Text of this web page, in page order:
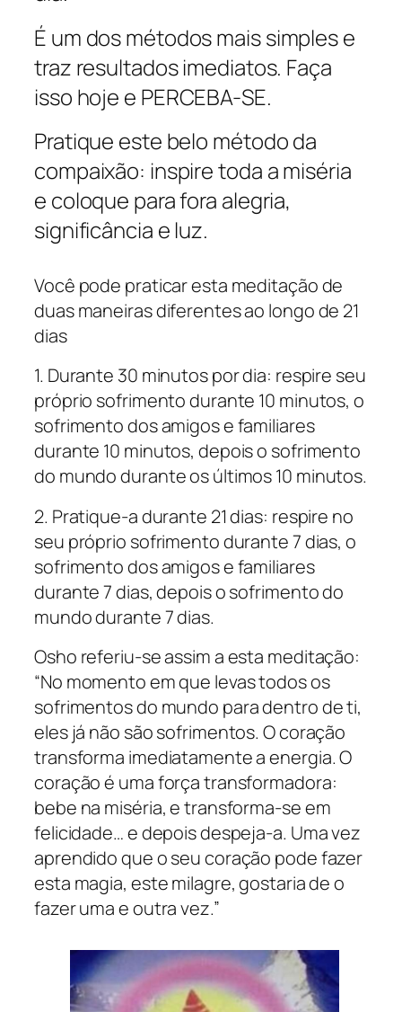
É um dos métodos mais simples e
traz resultados imediatos. Faça
isso hoje e PERCEBA-SE.
Pratique este belo método da
compaixão: inspire toda a miséria
e coloque para fora alegria,
significância e luz.
Você pode praticar esta meditação de
duas maneiras diferentes ao longo de 21
dias
1. Durante 30 minutos por dia: respire seu
próprio sofrimento durante 10 minutos, o
sofrimento dos amigos e familiares
durante 10 minutos, depois o sofrimento
do mundo durante os últimos 10 minutos.
2. Pratique-a durante 21 dias: respire no
seu próprio sofrimento durante 7 dias, o
sofrimento dos amigos e familiares
durante 7 dias, depois o sofrimento do
mundo durante 7 dias.
Osho referiu-se assim a esta meditação:
“No momento em que levas todos os
sofrimentos do mundo para dentro de ti,
eles já não são sofrimentos. O coração
transforma imediatamente a energia. O
coração é uma força transformadora:
bebe na miséria, e transforma-se em
felicidade… e depois despeja-a. Uma vez
aprendido que o seu coração pode fazer
esta magia, este milagre, gostaria de o
fazer uma e outra vez.”